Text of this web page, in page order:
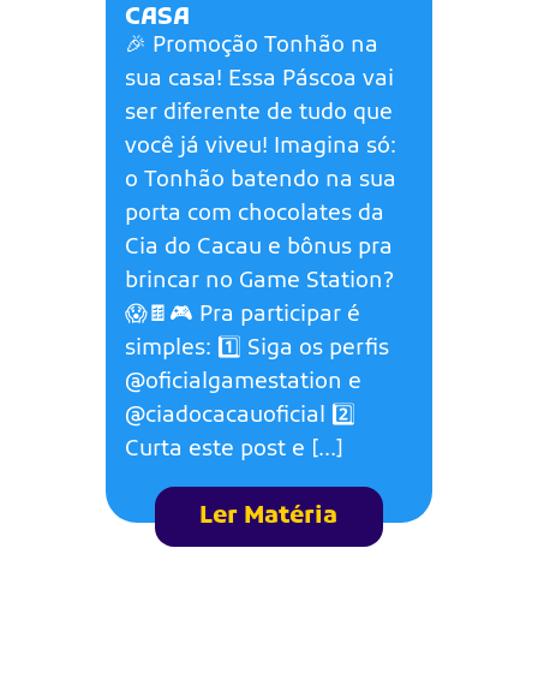
CASA
🎉 Promoção Tonhão na
sua casa! Essa Páscoa vai
ser diferente de tudo que
você já viveu! Imagina só:
o Tonhão batendo na sua
porta com chocolates da
Cia do Cacau e bônus pra
brincar no Game Station?
😱🍫🎮 Pra participar é
simples: 1️⃣ Siga os perfis
@oficialgamestation e
@ciadocacauoficial 2️⃣
Curta este post e […]
Ler Matéria